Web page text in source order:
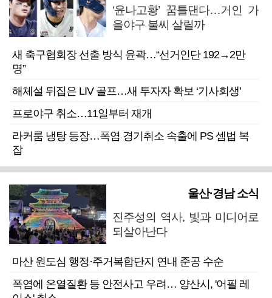
‘윤나고황’ 꿈틀댄다…거인 가
을야구 불씨 살릴까
새 축구협회장 선출 방식 윤곽…“선거인단 192→2만
명”
해체설 뒤집은 LIV 골프…새 투자자 확보 ‘기사회생’
프로야구 취소…11일부터 재개
라커룸 냉탕 등장…폭염 경기취소 속출에 PS 셈법 복
잡
울산·경남 소식
진주성의 역사, 빛과 미디어로
되살아난다
마산 원도심 행정·주거복합단지 연내 준공 수순
폭염에 온열질환 등 안전사고 우려… 양산시, '어필 레